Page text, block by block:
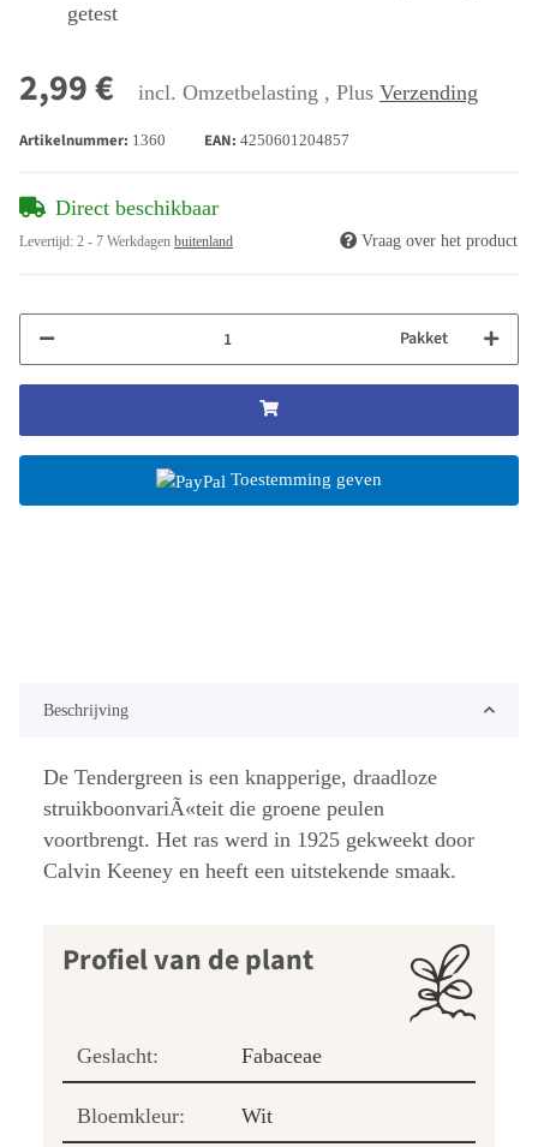
getest
2,99 € incl. Omzetbelasting , Plus Verzending
Artikelnummer: 1360 EAN: 4250601204857
Direct beschikbaar
Levertijd: 2 - 7 Werkdagen buitenland Vraag over het product
Pakket
Toestemming geven
Beschrijving
De Tendergreen is een knapperige, draadloze
struikboonvariÃ«teit die groene peulen
voortbrengt. Het ras werd in 1925 gekweekt door
Calvin Keeney en heeft een uitstekende smaak.
Profiel van de plant
Geslacht: Fabaceae
Bloemkleur: Wit